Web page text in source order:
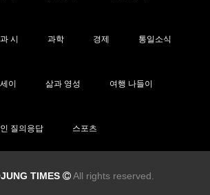
시 과학 경제 통일소식
이 삶과 영성 여행 나들이
질의응답 스포츠
TIMES All rights reserved.